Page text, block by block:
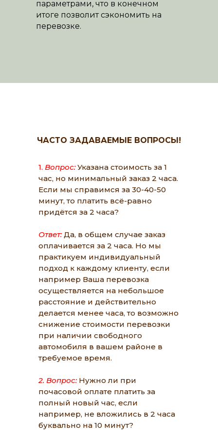
параметрами, что в конечном
итоге позволит сэкономить на
перевозке.
ЧАСТО ЗАДАВАЕМЫЕ ВОПРОСЫ!
1. Вопрос:Указана стоимость за 1
час, но минимальный заказ 2 часа.
Если мы справимся за 30-40-50
минут, то платить всё-равно
придётся за 2 часа?
Ответ:Да, в общем случае заказ
оплачивается за 2 часа. Но мы
практикуем индивидуальный
подход к каждому клиенту, если
например Ваша перевозка
осуществляется на небольшое
расстояние и действительно
делается менее часа, то возможно
снижение стоимости перевозки
при наличии свободного
автомобиля в вашем районе в
требуемое время.
2. Вопрос: Нужно ли при
почасовой оплате платить за
полный новый час, если
например, не вложились в 2 часа
буквально на 10 минут?